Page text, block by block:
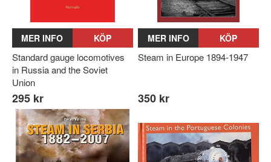
MER INFO KÖP
Standard gauge locomotives
in Russia and the Soviet
Union
295 kr
MER INFO KÖP
Steam in Europe 1894-1947
350 kr